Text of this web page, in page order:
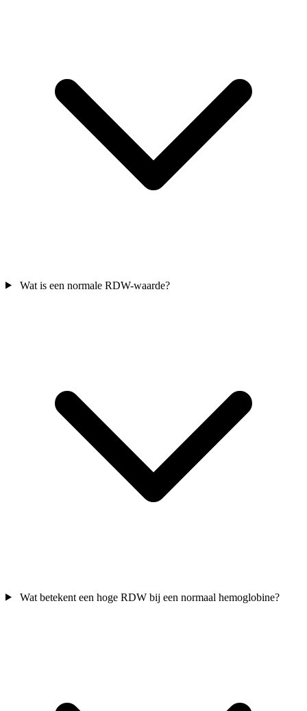
Wat is een normale RDW-waarde?
Wat betekent een hoge RDW bij een normaal hemoglobine?